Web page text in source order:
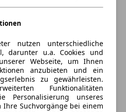
nutzen unterschiedliche
darunter u.a. Cookies und
Webseite, um Ihnen
anzubieten und ein
zu gewährleisten.
Funktionalitäten
Personalisierung unseres
Ihre Suchvorgänge bei einem